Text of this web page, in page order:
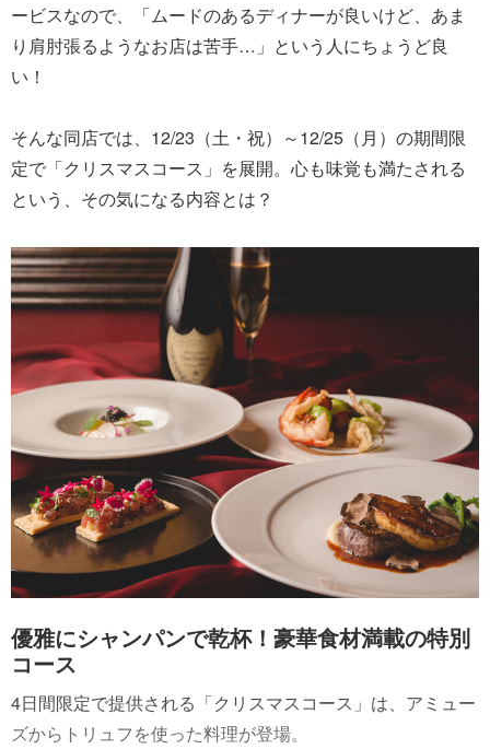
ービスなので、「ムードのあるディナーが良いけど、あま
り肩肘張るようなお店は苦手…」という人にちょうど良
い！
そんな同店では、12/23（土・祝）～12/25（月）の期間限
定で「クリスマスコース」を展開。心も味覚も満たされる
という、その気になる内容とは？
優雅にシャンパンで乾杯！豪華食材満載の特別
コース
4日間限定で提供される「クリスマスコース」は、アミュー
ズからトリュフを使った料理が登場。